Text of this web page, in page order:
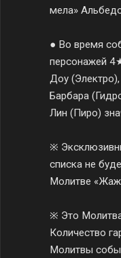
мела»
● Во время
персонажей
Доу
Барбара
Лин (Пиро)
※
списка не
Молитве
※ Это
Количество
Молитвы